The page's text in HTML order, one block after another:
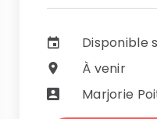
Disponible
À venir
Marjorie